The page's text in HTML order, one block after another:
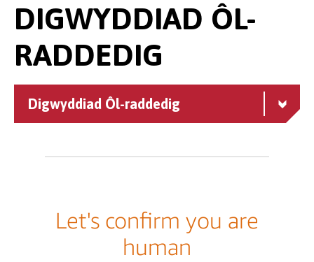
DIGWYDDIAD ÔL-
RADDEDIG
Digwyddiad Ôl-raddedig